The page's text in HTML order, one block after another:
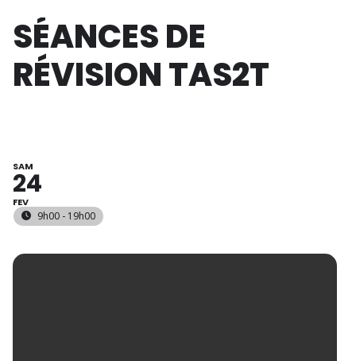
SÉANCES DE
RÉVISION TAS2T
SAM
24
FEV
9h00 - 19h00